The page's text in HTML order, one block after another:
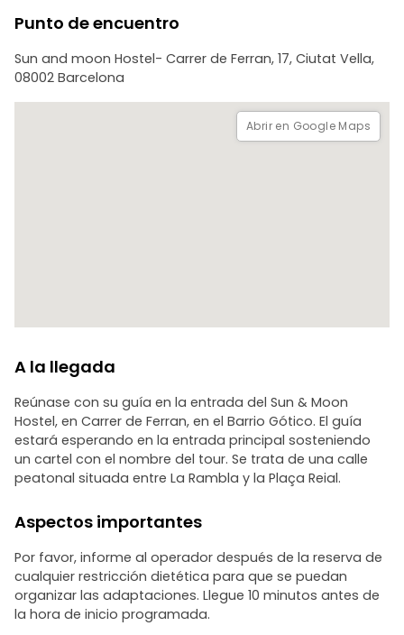
del Barrio Gótico y descubra su historia y sus tradiciones
gastronómicas.
Termine en un restaurante local con platos como
berenjenas con miel, salchichas catalanas con judías,
Punto de encuentro
Sun and moon Hostel- Carrer de Ferran, 17, Ciutat Vella,
08002 Barcelona
Abrir en Google Maps
A la llegada
Reúnase con su guía en la entrada del Sun & Moon
Hostel, en Carrer de Ferran, en el Barrio Gótico. El guía
estará esperando en la entrada principal sosteniendo
un cartel con el nombre del tour. Se trata de una calle
peatonal situada entre La Rambla y la Plaça Reial.
Aspectos importantes
Por favor, informe al operador después de la reserva de
cualquier restricción dietética para que se puedan
organizar las adaptaciones. Llegue 10 minutos antes de
la hora de inicio programada.